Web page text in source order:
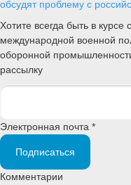
обсудят проблему с
Хотите всегда быть в курсе
международной военной
оборонной
рассылку
Электронная почта *
Подписаться
Комментарии